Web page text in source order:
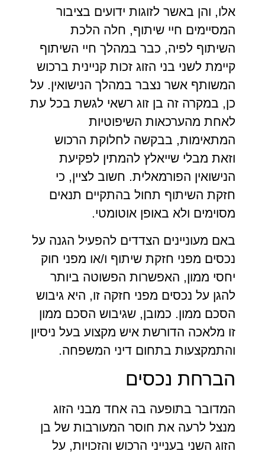
אלו, והן באשר לזוגות ידועים בציבור
המסיימים חיי שיתוף, חלה הלכת
השיתוף לפיה, כבר במהלך חיי השיתוף
קיימת לשני בני הזוג זכות קניינית ברכוש
המשותף אשר נצבר במהלך הנישואין. על
כן, במקרה זה בן זוג רשאי לגשת בכל עת
לאחת מהערכאות השיפוטיות
המתאימות, בבקשה לחלוקת הרכוש
וזאת מבלי שייאלץ להמתין לפקיעת
הנישואין הפורמאלית. חשוב לציין, כי
חזקת השיתוף תחול בהתקיים תנאים
מסוימים ולא באופן אוטומטי.
באם מעוניינים הצדדים להפעיל הגנה על
נכסים מפני חזקת שיתוף ו/או מפני חוק
יחסי ממון, האפשרות הפשוטה ביותר
להגן על נכסים מפני חזקה זו, היא גיבוש
הסכם ממון. כמובן, שגיבוש הסכם ממון
זו מלאכה הדורשת איש מקצוע בעל ניסיון
והתמקצעות בתחום דיני המשפחה.
הברחת נכסים
המדובר בתופעה בה אחד מבני הזוג
מנצל לרעה את חוסר המעורבות של בן
הזוג השני בענייני הרכוש והזכויות, על